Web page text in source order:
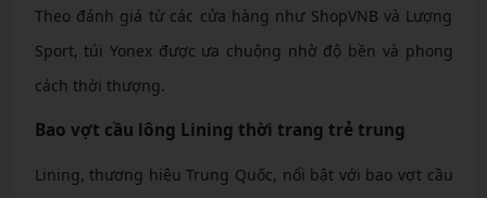
Theo đánh giá từ các cửa hàng như ShopVNB và Lượng
Sport, túi Yonex được ưa chuộng nhờ độ bền và phong
cách thời thượng.
Bao vợt cầu lông Lining thời trang trẻ trung
Lining, thương hiệu Trung Quốc, nổi bật với bao vợt cầu